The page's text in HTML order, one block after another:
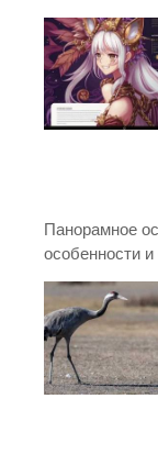
Панорамное
особенности